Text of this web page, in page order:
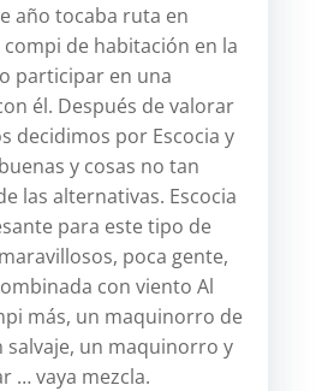
año tocaba ruta en
de habitación en la
participar en una
él. Después de valorar
decidimos por Escocia y
y cosas no tan
las alternativas. Escocia
para este tipo de
poca gente,
con viento Al
más, un maquinorro de
salvaje, un maquinorro y
… vaya mezcla.